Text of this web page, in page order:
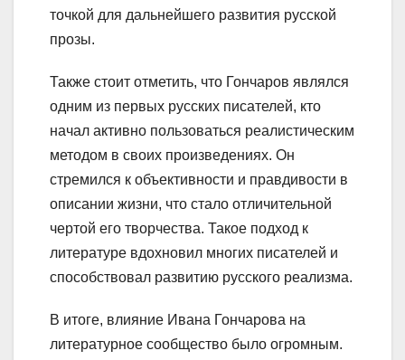
точкой для дальнейшего развития русской
прозы.
Также стоит отметить, что Гончаров являлся
одним из первых русских писателей, кто
начал активно пользоваться реалистическим
методом в своих произведениях. Он
стремился к объективности и правдивости в
описании жизни, что стало отличительной
чертой его творчества. Такое подход к
литературе вдохновил многих писателей и
способствовал развитию русского реализма.
В итоге, влияние Ивана Гончарова на
литературное сообщество было огромным.